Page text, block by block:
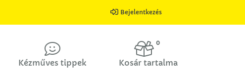
Bejelentkezés
Kézműves tippek
0
Kosár tartalma